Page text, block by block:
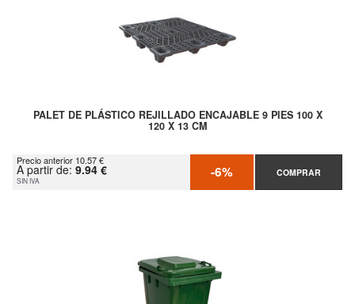
PALET DE PLÁSTICO REJILLADO ENCAJABLE 9 PIES 100 X
120 X 13 CM
Precio anterior 10.57 €
A partir de: 9.94 €
SIN IVA -6% COMPRAR